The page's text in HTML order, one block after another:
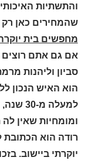
והתשתיות
שהמחירים כאן רק
מחפשים בית
אם גם אתם רוצים
סביון וליהנות
הוא האיש הנכון
למעלה
ומומחיות שאין
רודה הוא
יוקרתי ביישוב.